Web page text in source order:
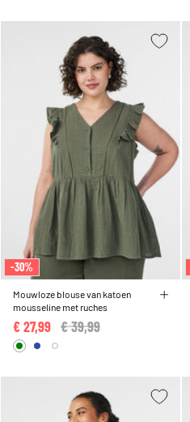
-30%
Mouwloze blouse van katoen
mousseline met ruches
Price reduced from
€ 39,99
€ 27,99